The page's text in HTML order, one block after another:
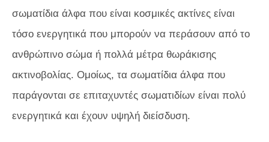
σωματίδια άλφα που είναι κοσμικές ακτίνες είναι
τόσο ενεργητικά που μπορούν να περάσουν από το
ανθρώπινο σώμα ή πολλά μέτρα θωράκισης
ακτινοβολίας. Ομοίως, τα σωματίδια άλφα που
παράγονται σε επιταχυντές σωματιδίων είναι πολύ
ενεργητικά και έχουν υψηλή διείσδυση.